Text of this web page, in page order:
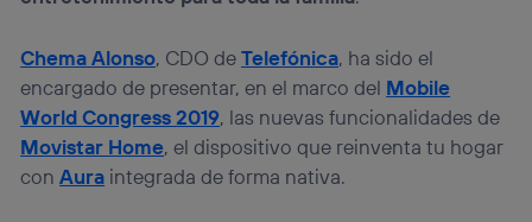
Chema Alonso, CDO deTelefónica, ha sido el
encargado de presentar, en el marco del Mobile
World Congress 2019, las nuevas funcionalidades de
Movistar Home, el dispositivo que reinventa tu hogar
conAura integrada de forma nativa.
actividades de navegación de los miembros del hogar
que hayan dado su consentimiento.
Si utilizasdatos móviles, el marketing será más
personalizado, ya que se basará únicamente en la
navegación del usuario del móvil.